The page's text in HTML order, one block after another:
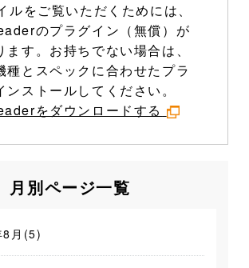
ルをご覧いただくためには、
のプラグイン（無償）が
ます。お持ちでない場合は、
種とスペックに合わせたプラ
ンストールしてください。
をダウンロードする
月別ページ一覧
月(5)